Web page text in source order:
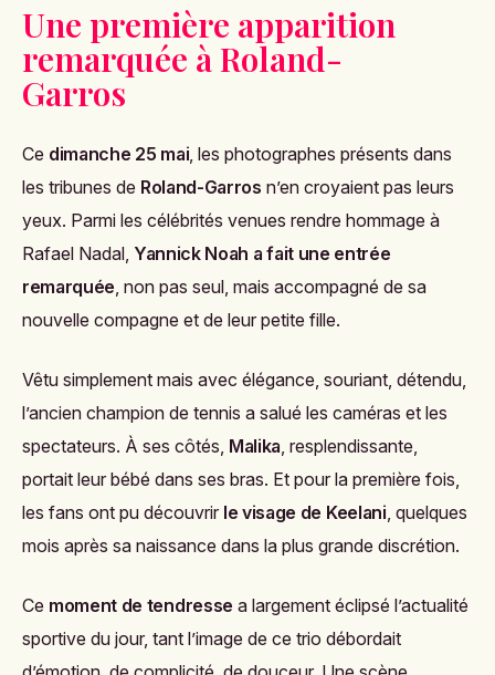
Une première apparition
remarquée à Roland-
Garros
Ce dimanche 25 mai , les photographes présents dans
les tribunes de Roland-Garros n’en croyaient pas leurs
yeux. Parmi les célébrités venues rendre hommage à
Rafael Nadal, Yannick Noah a fait une entrée
remarquée , non pas seul, mais accompagné de sa
nouvelle compagne et de leur petite fille.
Vêtu simplement mais avec élégance, souriant, détendu,
l’ancien champion de tennis a salué les caméras et les
spectateurs. À ses côtés, Malika , resplendissante,
portait leur bébé dans ses bras. Et pour la première fois,
les fans ont pu découvrir le visage de Keelani , quelques
mois après sa naissance dans la plus grande discrétion.
Ce moment de tendresse a largement éclipsé l’actualité
sportive du jour, tant l’image de ce trio débordait